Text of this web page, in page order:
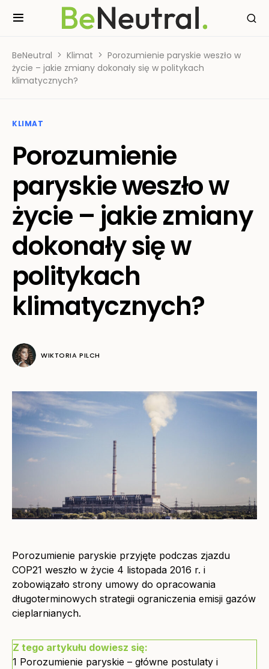
BeNeutral Klimat
Porozumienie paryskie weszło w
życie – jakie zmiany dokonały się w politykach
klimatycznych?
KLIMAT
Porozumienie
paryskie weszło w
życie – jakie zmiany
dokonały się w
politykach
klimatycznych?
WIKTORIA PILCH
Porozumienie paryskie przyjęte podczas zjazdu
COP21 weszło w życie 4 listopada 2016 r. i
zobowiązało strony umowy do opracowania
długoterminowych strategii ograniczenia emisji gazów
cieplarnianych.
Z tego artykułu dowiesz się:
1 Porozumienie paryskie – główne postulaty i